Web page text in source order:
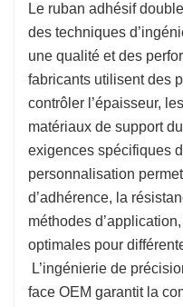
Le ruban adhésif
des techniques
une qualité et des
fabricants utilisent des
contrôler l’épaisseur,
matériaux de support
exigences spécifiques
personnalisation
d’adhérence, la
méthodes
optimales pour
L’ingénierie de
face OEM garantit la